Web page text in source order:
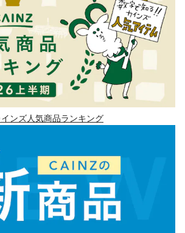
インズ人気商品ランキング